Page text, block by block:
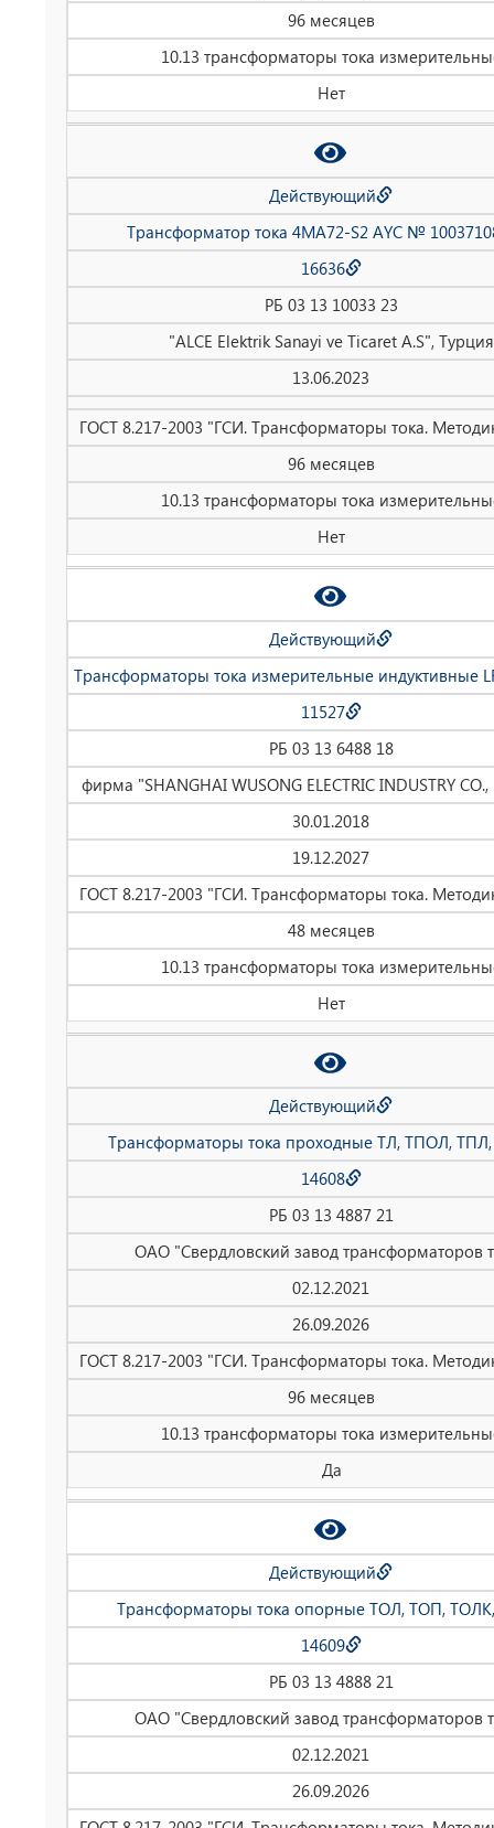
96 месяцев
10.13 трансформаторы тока
Нет
Действующий
Трансформатор тока 4MA72-S2 AYC №
16636
РБ 03 13 10033 23
"ALCE Elektrik Sanayi ve Ticaret A.S", Турция
13.06.2023
ГОСТ 8.217-2003 "ГСИ. Трансформаторы тока.
96 месяцев
10.13 трансформаторы тока
Нет
Действующий
Трансформаторы тока измерительные индуктивные
11527
РБ 03 13 6488 18
фирма "SHANGHAI WUSONG ELECTRIC INDUSTRY
30.01.2018
19.12.2027
ГОСТ 8.217-2003 "ГСИ. Трансформаторы тока.
48 месяцев
10.13 трансформаторы тока
Нет
Действующий
Трансформаторы тока проходные ТЛ, ТПОЛ,
14608
РБ 03 13 4887 21
ОАО "Свердловский завод трансформаторов
02.12.2021
26.09.2026
ГОСТ 8.217-2003 "ГСИ. Трансформаторы тока.
96 месяцев
10.13 трансформаторы тока
Да
Действующий
Трансформаторы тока опорные ТОЛ, ТОП,
14609
РБ 03 13 4888 21
ОАО "Свердловский завод трансформаторов
02.12.2021
26.09.2026